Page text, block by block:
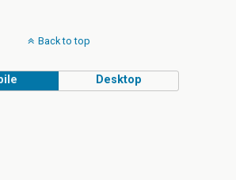
Back to top
Desktop